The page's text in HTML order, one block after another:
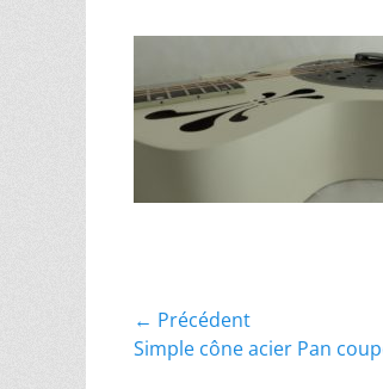
Navigation
de
← Précédent
Article
Simple cône acier Pan